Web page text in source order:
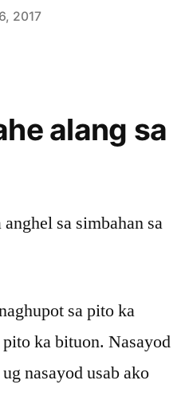
2017
alang sa
sa simbahan sa
sa pito ka
ka bituon. Nasayod
nasayod usab ako